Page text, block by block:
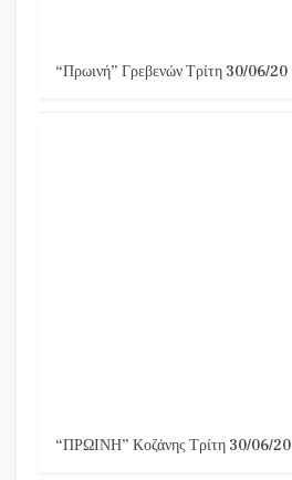
“Πρωινή” Γρεβενών Τρίτη 30/06/20
“ΠΡΩΙΝΗ” Κοζάνης Τρίτη 30/06/20